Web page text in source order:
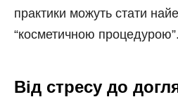
практики можуть стати
“косметичною процедурою”.
Від стресу до